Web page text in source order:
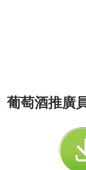
葡萄酒推廣